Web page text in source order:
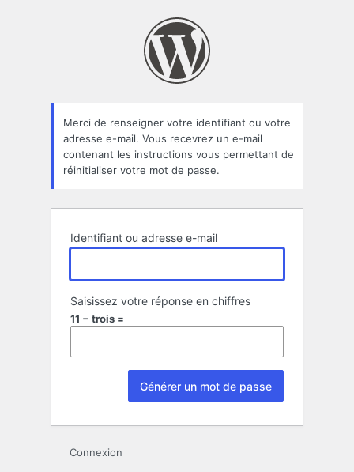
oublié
Merci de renseigner votre identifiant ou votre
adresse e-mail. Vous recevrez un e-mail
contenant les instructions vous permettant de
réinitialiser votre mot de passe.
Identifiant ou adresse e-mail
Saisissez votre réponse en chiffres
11 − trois =
Connexion